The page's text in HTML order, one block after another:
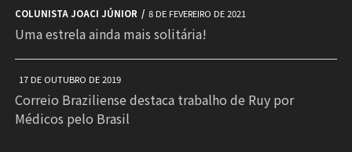
COLUNISTA JOACI JÚNIOR 8 DE FEVEREIRO DE 2021
Uma estrela ainda mais solitária!
17 DE OUTUBRO DE 2019
Correio Braziliense destaca trabalho de Ruy por
Médicos pelo Brasil